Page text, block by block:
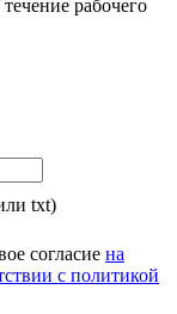
рабочего
txt)
согласие на
с политикой